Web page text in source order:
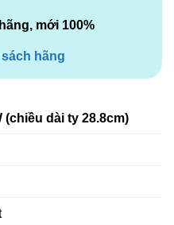
mới 100%
hãng
(chiều dài ty 28.8cm)